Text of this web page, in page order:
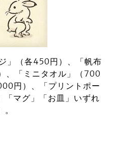
」（各450円）、「帆布
、「ミニタオル」（700
円）、「プリントポー
マグ」「お皿」いずれ